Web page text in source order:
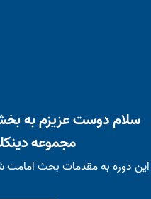
سلام دوست عزیزم به
مجموعه
دوره به مقدمات بحث امامت